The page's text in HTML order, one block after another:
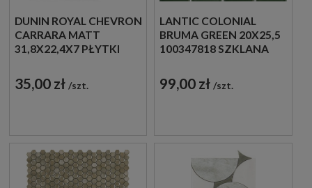
DUNIN ROYAL CHEVRON
CARRARA MATT
31,8X22,4X7 PŁYTKI
35,00 zł szt.
LANTIC COLONIAL
BRUMA GREEN 20X25,5
100347818 SZKLANA
DEKORACYJNA W
ZIELONYM ODCIENIU
99,00 zł szt.